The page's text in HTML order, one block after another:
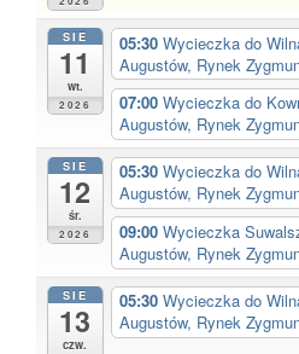
SIE
11
wt.
2026
05:30 Wycieczka do
Augustów, Rynek
07:00 Wycieczka do
Augustów, Rynek
SIE
12
śr.
2026
05:30 Wycieczka do
Augustów, Rynek
09:00 Wycieczka
Augustów, Rynek
SIE
13
czw.
05:30 Wycieczka do
Augustów, Rynek